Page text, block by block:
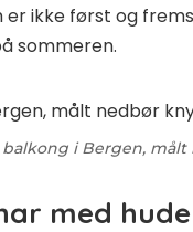
ikke først og
sommeren.
balkong i Bergen,
med